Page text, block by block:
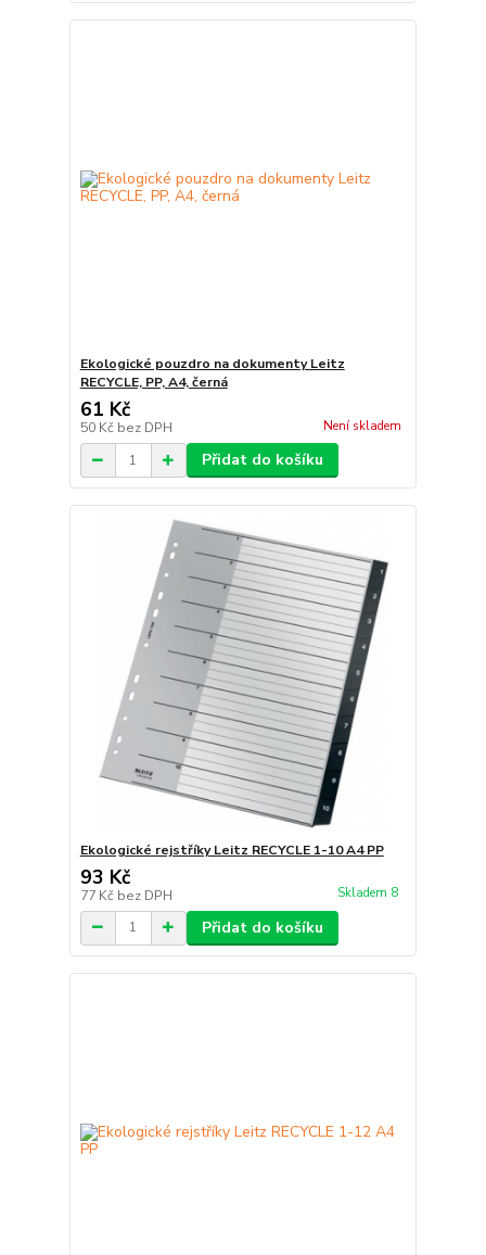
Ekologické pouzdro na dokumenty Leitz
RECYCLE, PP, A4, černá
61 Kč
50 Kč bez DPH Není skladem
Přidat do košíku
Ekologické rejstříky Leitz RECYCLE 1-10 A4 PP
93 Kč
77 Kč bez DPH Skladem 8
Přidat do košíku